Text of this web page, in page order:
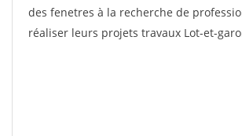
des fenetres à la recherche de
réaliser leurs projets travaux Lot-et-